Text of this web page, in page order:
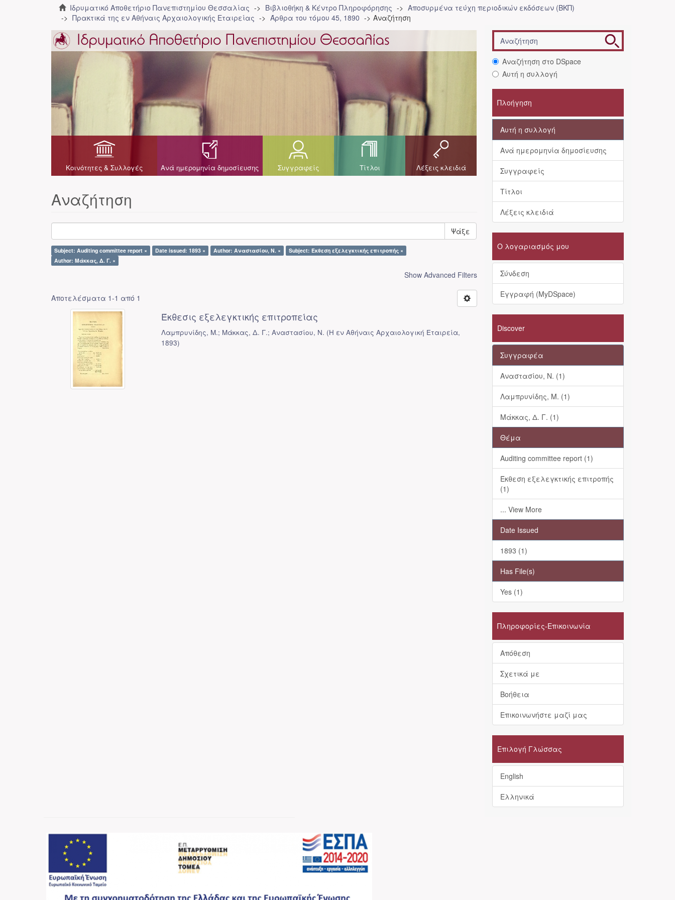
Ιδρυματικό Αποθετήριο Πανεπιστημίου Θεσσαλίας Βιβλιοθήκη & Κέντρο Πληροφόρησης
Αποσυρμένα τεύχη περιοδικών εκδόσεων (ΒΚΠ)
Πρακτικά της εν Αθήναις Αρχαιολογικής Εταιρείας
Άρθρα του τόμου 45, 1890 Αναζήτηση
Κοινότητες & Συλλογές Ανά ημερομηνία δημοσίευσης Συγγραφείς Τίτλοι Λέξεις κλειδιά
Αναζήτηση
Ψάξε
Subject: Auditing committee report × Date issued: 1893 × Author: Αναστασίου, Ν. ×
Subject: Έκθεση εξελεγκτικής επιτροπής ×
Author: Μάκκας, Δ. Γ. ×
Show Advanced Filters
Αποτελέσματα 1-1 από 1
Έκθεσις εξελεγκτικής επιτροπείας
Λαμπρυνίδης, Μ.; Μάκκας, Δ. Γ.; Αναστασίου, Ν. (Η εν Αθήναις Αρχαιολογική Εταιρεία,
1893)
Αναζήτηση στο DSpace
Αυτή η συλλογή
Πλοήγηση
Αυτή η συλλογή
Ανά ημερομηνία δημοσίευσης
Συγγραφείς
Τίτλοι
Λέξεις κλειδιά
Ο λογαριασμός μου
Σύνδεση
Εγγραφή (MyDSpace)
Discover
Συγγραφέα
Αναστασίου, Ν. (1)
Λαμπρυνίδης, Μ. (1)
Μάκκας, Δ. Γ. (1)
Θέμα
Auditing committee report (1)
Έκθεση εξελεγκτικής επιτροπής
(1)
... View More
Date Issued
1893 (1)
Has File(s)
Yes (1)
Πληροφορίες-Επικοινωνία
Απόθεση
Σχετικά με
Βοήθεια
Επικοινωνήστε μαζί μας
Επιλογή Γλώσσας
English
Ελληνικά